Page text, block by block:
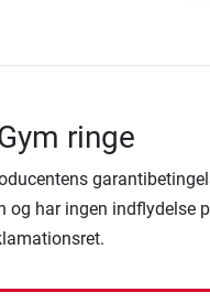
ringe
og har ingen indflydelse